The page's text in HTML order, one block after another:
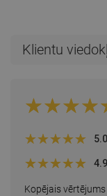
Klientu
Kopējais
5.0
4.9